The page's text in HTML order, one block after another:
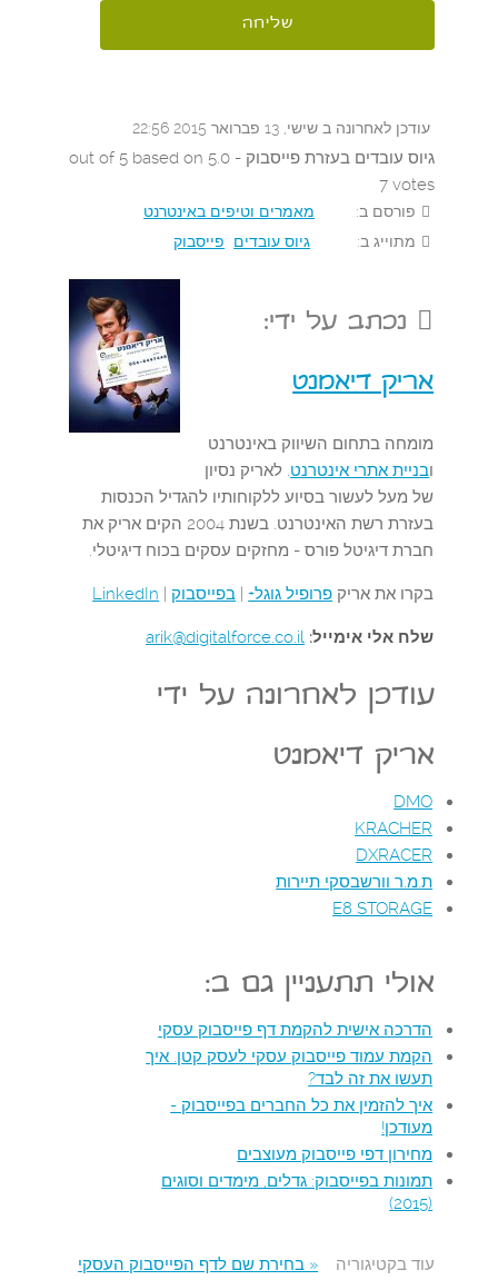
עודכן לאחרונה ב שישי, 13 פברואר 2015 22:56
גיוס עובדים בעזרת פייסבוק -
5.0
5 based on
7 votes
פורסם ב:
מאמרים וטיפים באינטרנט
מתוייג ב:
גיוס עובדים פייסבוק
נכתב על ידי:
אריק דיאמנט
מומחה בתחום השיווק באינטרנט
ובניית אתרי אינטרנט. לאריק נסיון
של מעל לעשור בסיוע ללקוחותיו להגדיל הכנסות
בעזרת רשת האינטרנט. בשנת 2004 הקים אריק את
חברת דיגיטל פורס - מחזקים עסקים בכוח דיגיטלי.
בקרו את אריק פרופיל גוגל+| בפייסבוק|
LinkedIn
שלח אלי אימייל: arik@digitalforce.co.il
עודכן לאחרונה על ידי
אריק דיאמנט
DMO
KRACHER
DXRACER
ת.מ.ר וורשבסקי תיירות
E8 STORAGE
אולי תתעניין גם ב:
הדרכה אישית להקמת דף פייסבוק עסקי
הקמת עמוד פייסבוק עסקי לעסק קטן. איך
תעשו את זה לבד?
איך להזמין את כל החברים בפייסבוק -
מעודכן!
מחירון דפי פייסבוק מעוצבים
תמונות בפייסבוק: גדלים, מימדים וסוגים
(2015)
עוד בקטיגוריה
« בחירת שם לדף הפייסבוק העסקי